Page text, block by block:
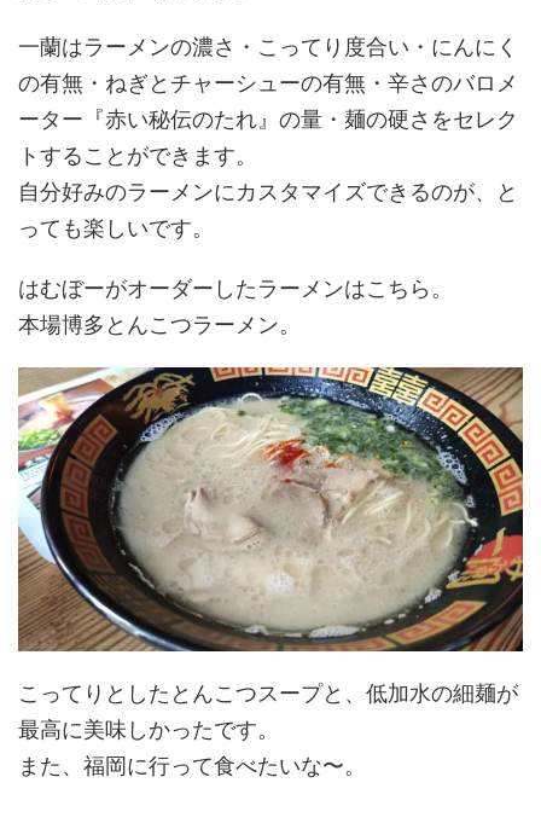
一蘭はラーメンの濃さ・こってり度合い・にんにく
の有無・ねぎとチャーシューの有無・辛さのバロメ
ーター『赤い秘伝のたれ』の量・麺の硬さをセレク
トすることができます。
自分好みのラーメンにカスタマイズできるのが、と
っても楽しいです。
はむぼーがオーダーしたラーメンはこちら。
本場博多とんこつラーメン。
こってりとしたとんこつスープと、低加水の細麺が
最高に美味しかったです。
また、福岡に行って食べたいな〜。